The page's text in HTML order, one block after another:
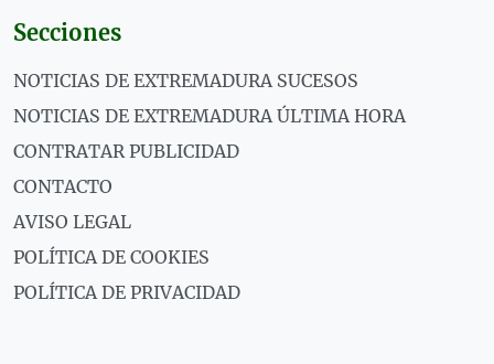
Secciones
NOTICIAS DE EXTREMADURA SUCESOS
NOTICIAS DE EXTREMADURA ÚLTIMA HORA
CONTRATAR PUBLICIDAD
CONTACTO
AVISO LEGAL
POLÍTICA DE COOKIES
POLÍTICA DE PRIVACIDAD